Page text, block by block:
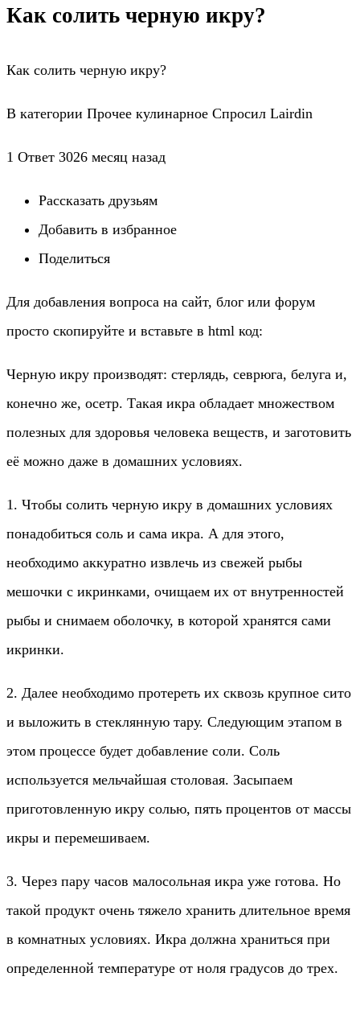
Как солить черную икру?
Как солить черную икру?
В категории Прочее кулинарное Спросил Lairdin
1 Ответ 3026 месяц назад
Рассказать друзьям
Добавить в избранное
Поделиться
Для добавления вопроса на сайт, блог или форум
просто скопируйте и вставьте в html код:
Черную икру производят: стерлядь, севрюга, белуга и,
конечно же, осетр. Такая икра обладает множеством
полезных для здоровья человека веществ, и заготовить
её можно даже в домашних условиях.
1. Чтобы солить черную икру в домашних условиях
понадобиться соль и сама икра. А для этого,
необходимо аккуратно извлечь из свежей рыбы
мешочки с икринками, очищаем их от внутренностей
рыбы и снимаем оболочку, в которой хранятся сами
икринки.
2. Далее необходимо протереть их сквозь крупное сито
и выложить в стеклянную тару. Следующим этапом в
этом процессе будет добавление соли. Соль
используется мельчайшая столовая. Засыпаем
приготовленную икру солью, пять процентов от массы
икры и перемешиваем.
3. Через пару часов малосольная икра уже готова. Но
такой продукт очень тяжело хранить длительное время
в комнатных условиях. Икра должна храниться при
определенной температуре от ноля градусов до трех.